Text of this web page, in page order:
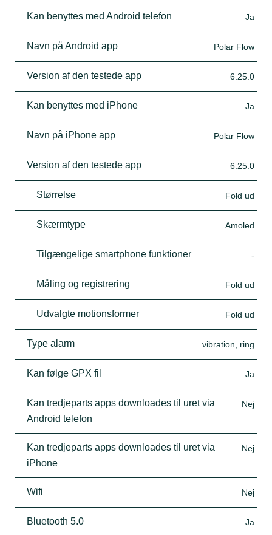
Kan benyttes med Android telefon Ja
Navn på Android app Polar Flow
Version af den testede app 6.25.0
Kan benyttes med iPhone Ja
Navn på iPhone app Polar Flow
Version af den testede app 6.25.0
Størrelse Fold ud
Skærmtype Amoled
Tilgængelige smartphone funktioner -
Måling og registrering Fold ud
Udvalgte motionsformer Fold ud
Type alarm vibration, ring
Kan følge GPX fil Ja
Kan tredjeparts apps downloades til uret via
Android telefon
Nej
Kan tredjeparts apps downloades til uret via
iPhone
Nej
Wifi Nej
Bluetooth 5.0 Ja